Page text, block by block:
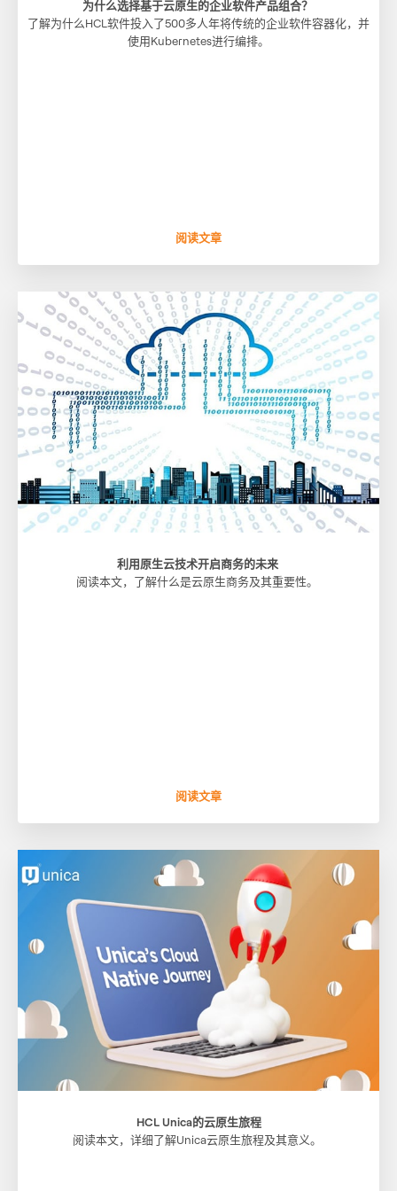
为什么选择基于云原生的企业软件产品组合？
了解为什么HCL软件投入了500多人年将传统的企业软件容器化，并
使用Kubernetes进行编排。
阅读文章
利用原生云技术开启商务的未来
阅读本文，了解什么是云原生商务及其重要性。
阅读文章
HCL Unica的云原生旅程
阅读本文，详细了解Unica云原生旅程及其意义。